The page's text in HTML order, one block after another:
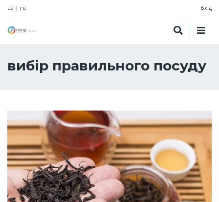
ua | ru Вхід
вибір правильного посуду